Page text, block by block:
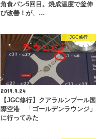
角食パン5回目。焼成温度で釜伸
び改善！が、…
JGC修行
2019.9.24
【JGC修行】クアラルンプール国
際空港 「ゴールデンラウンジ」
に行ってみた